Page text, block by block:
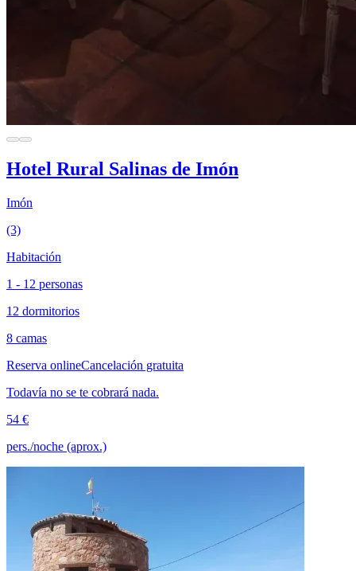
Hotel Rural Salinas de Imón
Imón
(3)
Habitación
1 - 12 personas
12 dormitorios
8 camas
Reserva onlineCancelación gratuita
Todavía no se te cobrará nada.
54 €
pers./noche (aprox.)